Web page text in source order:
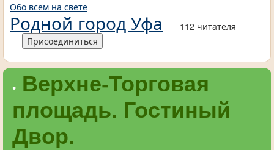
Обо всем на свете
Родной город Уфа
112 читателя
Присоединиться
• Верхне-Торговая
площадь. Гостиный
Двор.